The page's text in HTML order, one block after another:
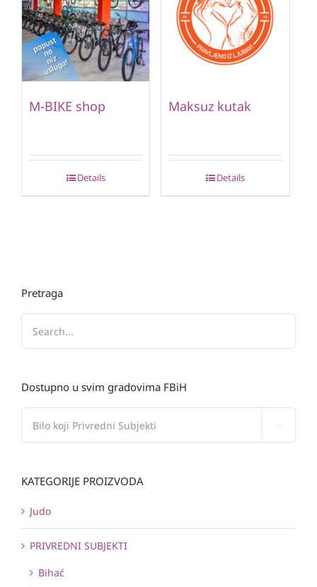
M-BIKE shop
Details
Maksuz kutak
Details
Pretraga
Dostupno u svim gradovima FBiH
KATEGORIJE PROIZVODA
Judo
PRIVREDNI SUBJEKTI
Bihać